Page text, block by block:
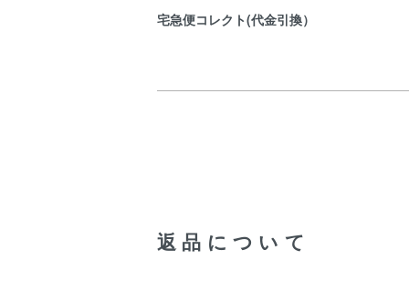
宅急便コレクト(代金引換）
返品について